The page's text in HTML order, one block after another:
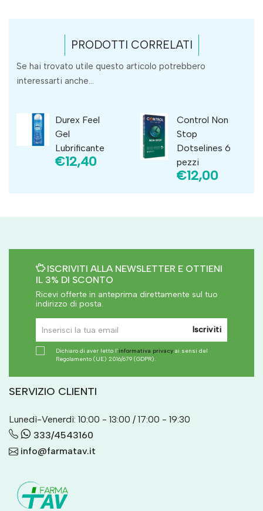
PRODOTTI CORRELATI
Se hai trovato utile questo articolo potrebbero
interessarti anche...
Durex Feel
Gel
Lubrificante
€12,40
Control Non
Stop
Dotselines 6
pezzi
€12,00
ISCRIVITI ALLA NEWSLETTER E OTTIENI
IL 3% DI SCONTO
Ricevi offerte in anteprima direttamente sul tuo
indirizzo di posta.
Iscriviti
Dichiaro di aver letto l'informativa privacy ai sensi del
Regolamento (UE) 2016/679 (GDPR).
SERVIZIO CLIENTI
Lunedì-Venerdì: 10:00 - 13:00 / 17:00 - 19:30
333/4543160
info@farmatav.it